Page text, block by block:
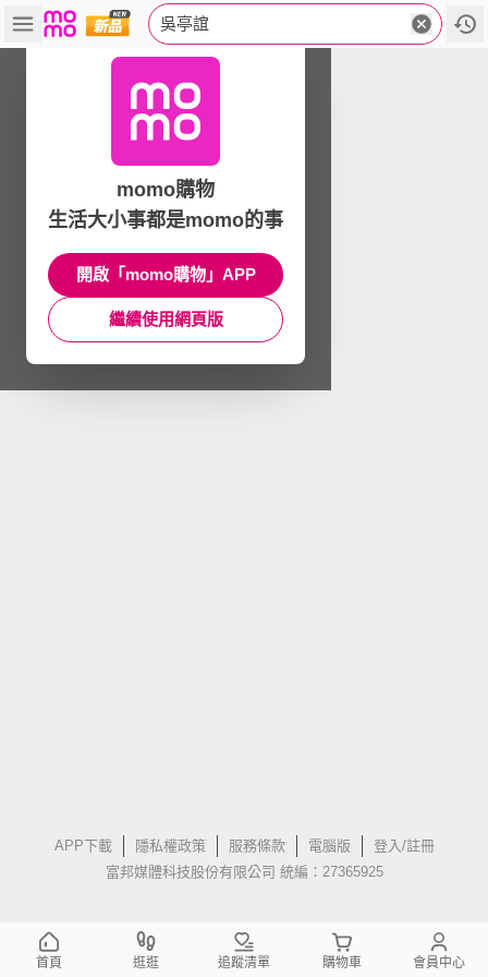
吳亭誼
APP下載 隱私權政策 服務條款 電腦版
登入/註冊
富邦媒體科技股份有限公司 統編：27365925
momo購物
生活大小事都是momo的事
開啟「momo購物」APP
繼續使用網頁版
首頁 逛逛 追蹤清單 購物車 會員中心